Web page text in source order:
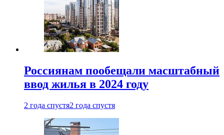
Россиянам пообещали масштабный
ввод жилья в 2024 году
2 года спустя2 года спустя